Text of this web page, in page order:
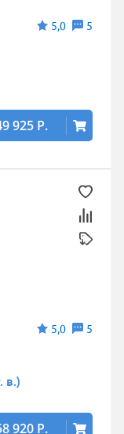
5,0
5
925 Р.
5,0
5
в.)
920 Р.